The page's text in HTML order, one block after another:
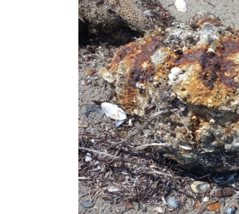
УКРАЇНСЬКА ПРОБЛЕМА КРИМУ